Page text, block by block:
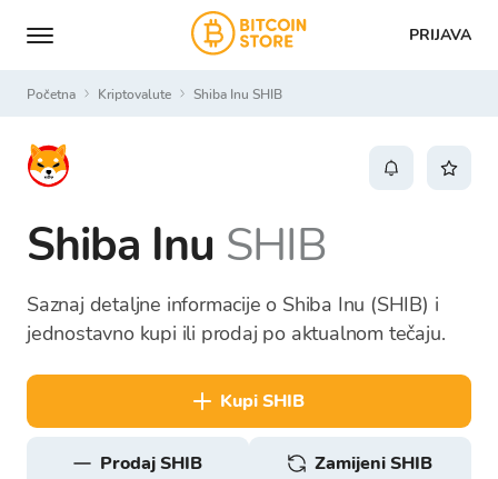
PRIJAVA
Početna Kriptovalute Shiba Inu SHIB
Shiba Inu SHIB
Saznaj detaljne informacije o Shiba Inu (SHIB) i
jednostavno kupi ili prodaj po aktualnom tečaju.
kupi SHIB
prodaj SHIB Zamijeni SHIB